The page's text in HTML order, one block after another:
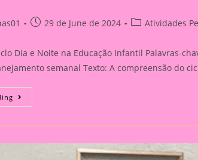
Post29 de June de 2024
PostAtividades
Dia e Noite na Educação Infantil Palavras-
semanal Texto: A compreensão do
Atividade
Com
Noite|Explorando